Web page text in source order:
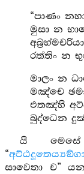
“පාණං
මුසා න
රත්තිං න
මාලං න
මඤ්චෙ
එතඤ්හි
බුද්ධෙන
යි
“
සාවෙතා ච”